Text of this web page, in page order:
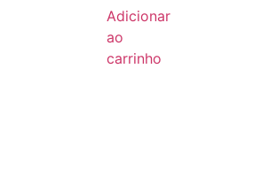
Adicionar
ao
carrinho